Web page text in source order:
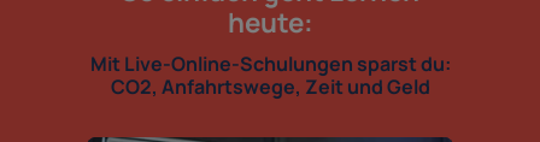
heute:
Mit Live-Online-Schulungen sparst du:
CO2, Anfahrtswege, Zeit und Geld